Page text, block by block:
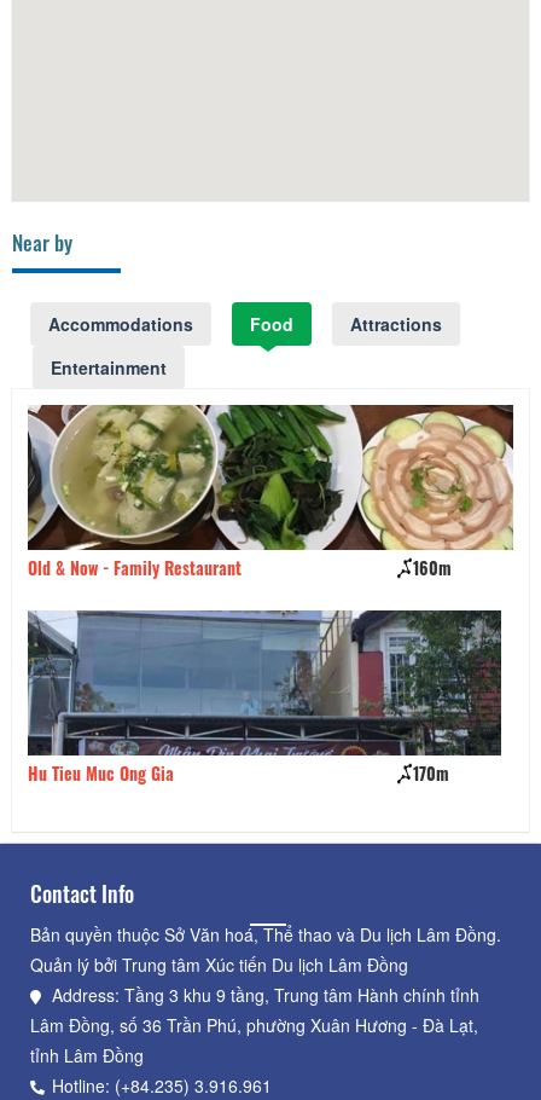
Near by
Accommodations Food
Attractions
Entertainment
Old & Now - Family Restaurant 160m
Hu Tieu Muc Ong Gia 170m
Contact Info
Bản quyền thuộc Sở Văn hoá, Thể thao và Du lịch Lâm Đồng.
Quản lý bởi Trung tâm Xúc tiến Du lịch Lâm Đồng
Address: Tầng 3 khu 9 tầng, Trung tâm Hành chính tỉnh
Lâm Đồng, số 36 Trần Phú, phường Xuân Hương - Đà Lạt,
tỉnh Lâm Đồng
Hotline: (+84.235) 3.916.961